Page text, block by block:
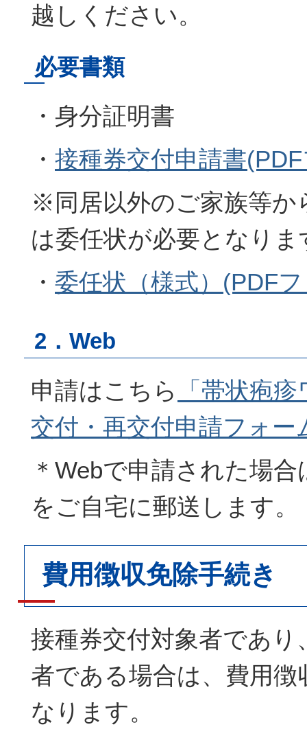
越しください。
必要書類
・身分証明書
・ 接種券交付申請書
※同居以外のご家族等か
は委任状が必要となりま
・ 委任状（様式）(PDF
2．Web
申請はこちら
「帯状疱
交付・再交付申請フォー
＊Webで申請された場
をご自宅に郵送します。
費用徴収免除手続き
接種券交付対象者であり
者である場合は、費用徴
なります。